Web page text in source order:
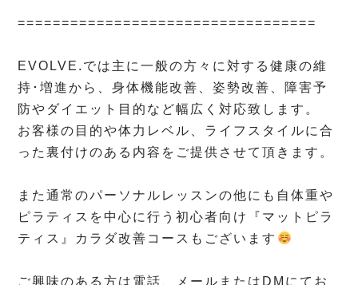
==================================
EVOLVE.では主に一般の方々に対する健康の維
持･増進から、身体機能改善、姿勢改善、障害予
防やダイエット目的など幅広く対応致します。
お客様の目的や体力レベル、ライフスタイルに合
った裏付けのある内容をご提供させて頂きます。
また通常のパーソナルレッスンの他にも自体重や
ピラティスを中心に行う初心者向け『マットピラ
ティス』カラダ改善コースもございます
ご興味のある方は電話、メールまたはDMにてお